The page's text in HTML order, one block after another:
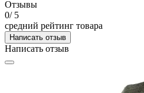
Отзывы
0/ 5
средний рейтинг товара
Написать отзыв
Написать отзыв